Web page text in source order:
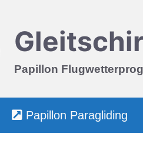
Papillon
Papillon Paragliding